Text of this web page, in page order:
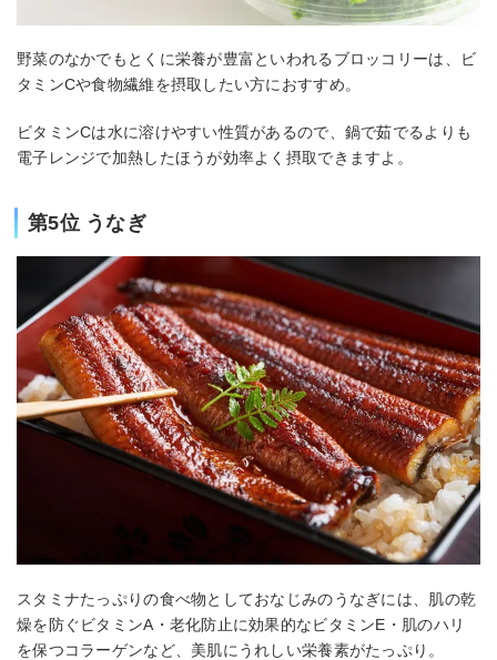
野菜のなかでもとくに栄養が豊富といわれるブロッコリーは、ビ
タミンCや食物繊維を摂取したい方におすすめ。
ビタミンCは水に溶けやすい性質があるので、鍋で茹でるよりも
電子レンジで加熱したほうが効率よく摂取できますよ。
第5位 うなぎ
スタミナたっぷりの食べ物としておなじみのうなぎには、肌の乾
燥を防ぐビタミンA・老化防止に効果的なビタミンE・肌のハリ
を保つコラーゲンなど、美肌にうれしい栄養素がたっぷり。